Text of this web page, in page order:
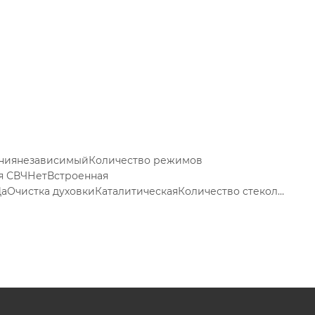
режимов
СВЧНетВстроенная
духовкиКаталитическаяКоличество стекол